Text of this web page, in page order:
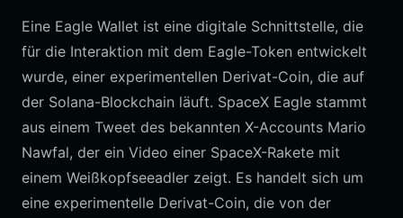
Eine Eagle Wallet ist eine digitale Schnittstelle, die
für die Interaktion mit dem Eagle-Token entwickelt
wurde, einer experimentellen Derivat-Coin, die auf
der Solana-Blockchain läuft. SpaceX Eagle stammt
aus einem Tweet des bekannten X-Accounts Mario
Nawfal, der ein Video einer SpaceX-Rakete mit
einem Weißkopfseeadler zeigt. Es handelt sich um
eine experimentelle Derivat-Coin, die von der